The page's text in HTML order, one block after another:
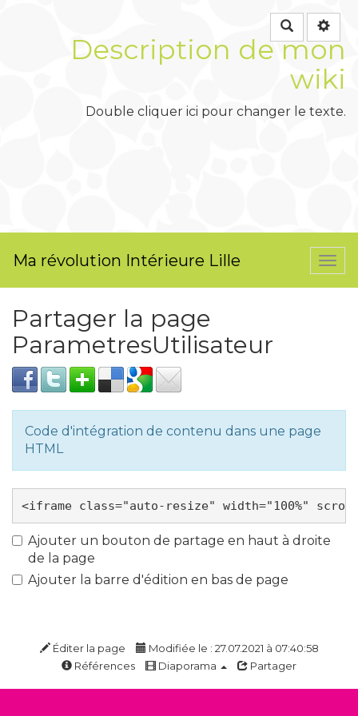
Rechercher
Description de mon
wiki
Double cliquer ici pour changer le texte.
Ma révolution Intérieure Lille
Partager la page
ParametresUtilisateur
Code d'intégration de contenu dans une page
HTML
Ajouter un bouton de partage en haut à droite
de la page
Ajouter la barre d'édition en bas de page
Éditer la page
Modifiée le : 27.07.2021 à 07:40:58
Références
Diaporama Partager